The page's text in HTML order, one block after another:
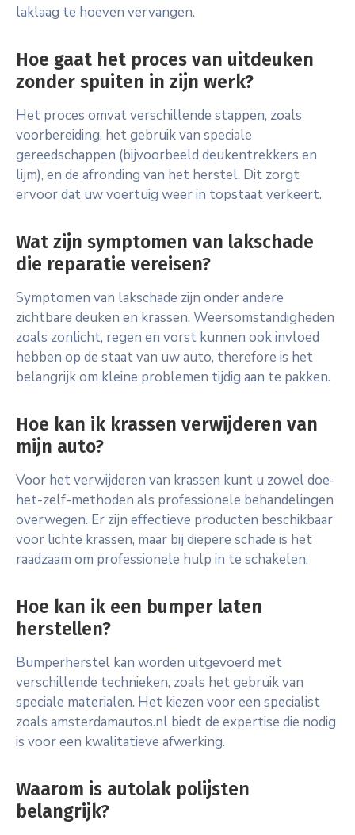
laklaag te hoeven vervangen.
Hoe gaat het proces van uitdeuken
zonder spuiten in zijn werk?
Het proces omvat verschillende stappen, zoals
voorbereiding, het gebruik van speciale
gereedschappen (bijvoorbeeld deukentrekkers en
lijm), en de afronding van het herstel. Dit zorgt
ervoor dat uw voertuig weer in topstaat verkeert.
Wat zijn symptomen van lakschade
die reparatie vereisen?
Symptomen van lakschade zijn onder andere
zichtbare deuken en krassen. Weersomstandigheden
zoals zonlicht, regen en vorst kunnen ook invloed
hebben op de staat van uw auto, therefore is het
belangrijk om kleine problemen tijdig aan te pakken.
Hoe kan ik krassen verwijderen van
mijn auto?
Voor het verwijderen van krassen kunt u zowel doe-
het-zelf-methoden als professionele behandelingen
overwegen. Er zijn effectieve producten beschikbaar
voor lichte krassen, maar bij diepere schade is het
raadzaam om professionele hulp in te schakelen.
Hoe kan ik een bumper laten
herstellen?
Bumperherstel kan worden uitgevoerd met
verschillende technieken, zoals het gebruik van
speciale materialen. Het kiezen voor een specialist
zoals amsterdamautos.nl biedt de expertise die nodig
is voor een kwalitatieve afwerking.
Waarom is autolak polijsten
belangrijk?